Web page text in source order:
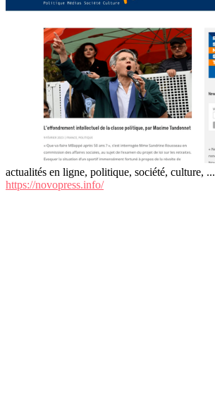
actualités en ligne, politique, société, culture, ...
https://novopress.info/